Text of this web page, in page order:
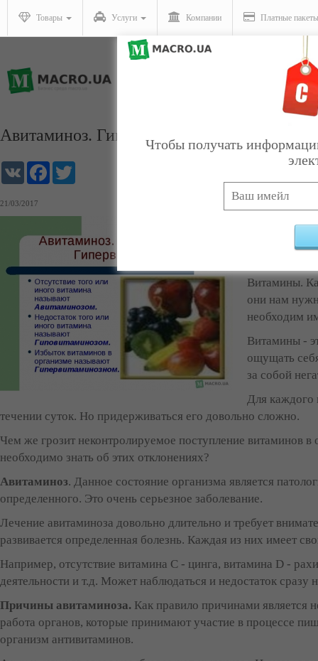
Товары Услуги Компании Платные пакеты
Авитаминоз. Гиповитаминоз.
VK Facebook
21/03/2017
Витамины.
они нам
необходим
Витамины -
ощущать
за собой
Для каждого
течении суток. Но придерживаться его довольно сложно.
Чем же грозит неконтролируемое поступление витаминов в
необходимо знать об этих отклонениях?
Авитаминоз. Данное состояние организма является
определенного. Это очень серьезное заболевание.
Лечение авитаминоза довольно длительно и требует
развивается определенная болезнь. Каждая из них имеет
Например, отсутствие витамина С - цинга, витамина D -
деятельности и т.д. Может наблюдаться и недостаток сразу
Причины авитаминоза. Как правило причинами является
работа органов, которые принимают участие в процессе
организм антивитаминов.
Чтобы получать